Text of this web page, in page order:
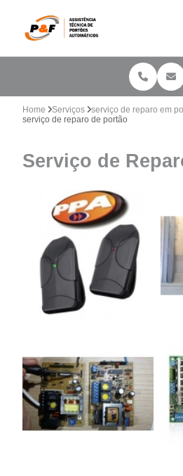
Home Serviços
serviço de reparo em
serviço de reparo de portão
Serviço de